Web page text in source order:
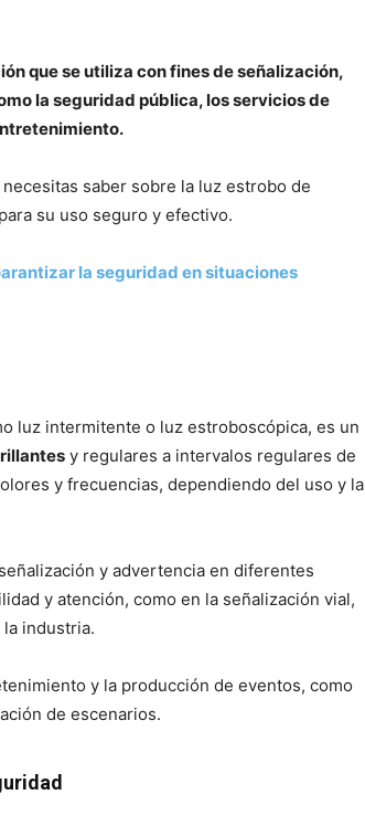
que se utiliza con fines de señalización,
la seguridad pública, los servicios de
saber sobre la luz estrobo de
su uso seguro y efectivo.
la seguridad en situaciones
luz intermitente o luz estroboscópica, es un
y regulares a intervalos regulares de
y frecuencias, dependiendo del uso y la
y advertencia en diferentes
y atención, como en la señalización vial,
industria.
y la producción de eventos, como
de escenarios.